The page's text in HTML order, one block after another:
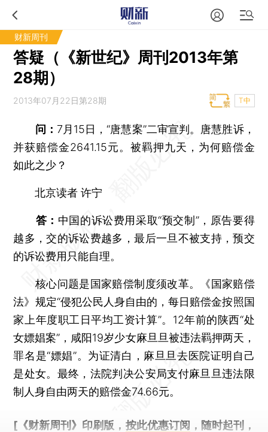
财新周刊
答疑（《新世纪》周刊2013年第
28期）
2013年07月22日第28期 T中
问： 7月15日，“唐慧案”二审宣判。唐慧胜诉，
并获赔偿金2641.15元。被羁押九天，为何赔偿金
如此之少？
北京读者 许宁
答： 中国的诉讼费用采取“预交制”，原告要得
越多，交的诉讼费越多，最后一旦不被支持，预交
的诉讼费用只能自理。
核心问题是国家赔偿制度须改革。《国家赔偿
法》规定“侵犯公民人身自由的，每日赔偿金按照国
家上年度职工日平均工资计算”。12年前的陕西“处
女嫖娼案”，咸阳19岁少女麻旦旦被违法羁押两天，
罪名是“嫖娼”。为证清白，麻旦旦去医院证明自己
是处女。最终，法院判决公安局支付麻旦旦违法限
制人身自由两天的赔偿金74.66元。
[《财新周刊》印刷版， 按此优惠订阅 ，随时起刊，